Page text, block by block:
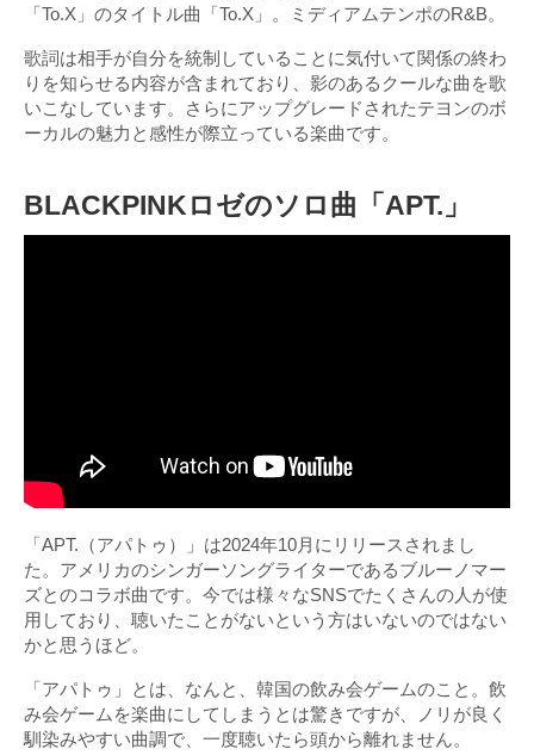
「To.X」のタイトル曲「To.X」。ミディアムテンポのR&B。
歌詞は相手が自分を統制していることに気付いて関係の終わ
りを知らせる内容が含まれており、影のあるクールな曲を歌
いこなしています。さらにアップグレードされたテヨンのボ
ーカルの魅力と感性が際立っている楽曲です。
BLACKPINKロゼのソロ曲「APT.」
「APT.（アパトゥ）」は2024年10月にリリースされまし
た。アメリカのシンガーソングライターであるブルーノマー
ズとのコラボ曲です。今では様々なSNSでたくさんの人が使
用しており、聴いたことがないという方はいないのではない
かと思うほど。
「アパトゥ」とは、なんと、韓国の飲み会ゲームのこと。飲
み会ゲームを楽曲にしてしまうとは驚きですが、ノリが良く
馴染みやすい曲調で、一度聴いたら頭から離れません。